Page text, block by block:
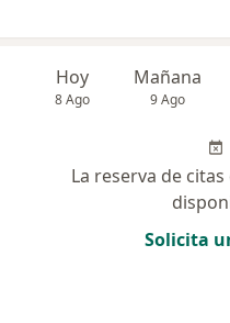
Hoy
8 Ago
Mañana
9 Ago
La reserva de
Solicita